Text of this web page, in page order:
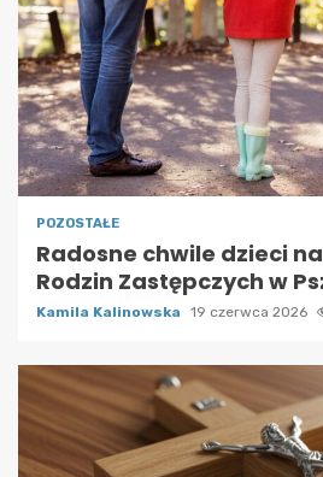
POZOSTAŁE
Radosne chwile dzieci na
Rodzin Zastępczych w
Kamila Kalinowska 19 czerwca 2026